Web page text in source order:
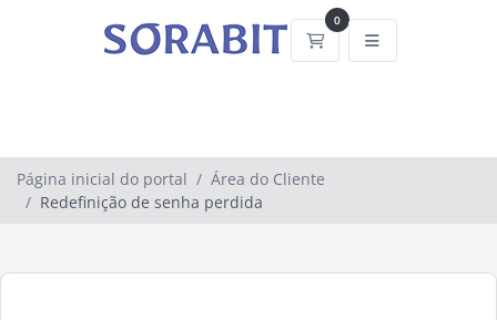
0
Carrinho de Compras
Página inicial do portal
Área do Cliente
Redefinição de senha perdida